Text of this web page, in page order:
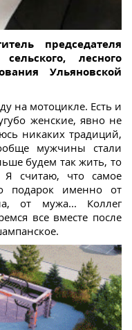
председателя
лесного
Ульяновской
на мотоцикле. Есть и
женские, явно не
никаких традиций,
мужчины стали
будем так жить, то
Я считаю, что самое
подарок именно от
от мужа... Коллег
все вместе после